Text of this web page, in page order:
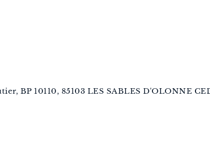
BP 10110, 85103 LES SABLES D'OLONNE